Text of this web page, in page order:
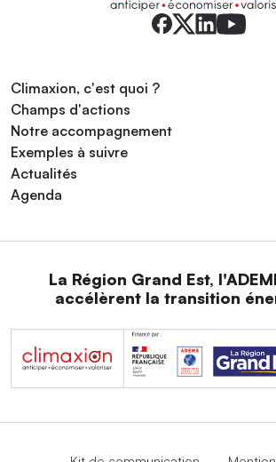
Climaxion, c'est quoi ?
Champs d'actions
Notre accompagnement
Exemples à suivre
Actualités
Agenda
La Région Grand Est,
accélèrent la transition